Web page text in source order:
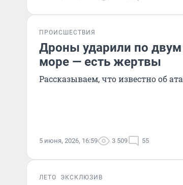
ПРОИСШЕСТВИЯ
Дроны ударили по
море — есть жертвы
Рассказываем, что известно об
5 июня, 2026, 16:59 3 509 55
ЛЕТО ЭКСКЛЮЗИВ